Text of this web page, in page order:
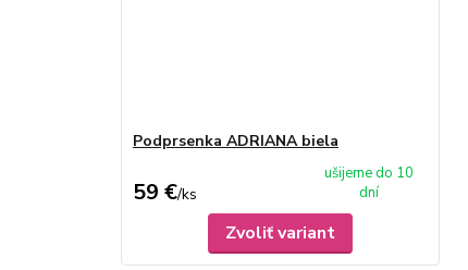
Podprsenka ADRIANA biela
59 €/ks
ušijeme do 10
dní
Zvoliť variant